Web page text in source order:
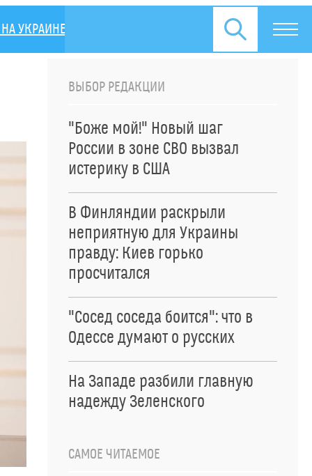
УКРАИНЕ
ВЫБОР РЕДАКЦИИ
"Боже мой!" Новый шаг
России в зоне СВО вызвал
истерику в США
В Финляндии раскрыли
неприятную для Украины
правду: Киев горько
просчитался
"Сосед соседа боится": что в
Одессе думают о русских
На Западе разбили главную
надежду Зеленского
САМОЕ ЧИТАЕМОЕ